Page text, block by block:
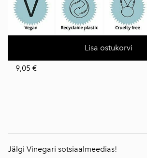
Lisa ostukorvi
9,05 €
Jälgi Vinegari sotsiaalmeedias!